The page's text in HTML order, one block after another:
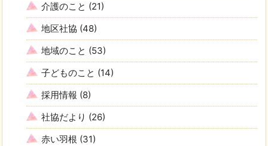
介護のこと (21)
地区社協 (48)
地域のこと (53)
子どものこと (14)
採用情報 (8)
社協だより (26)
赤い羽根 (31)